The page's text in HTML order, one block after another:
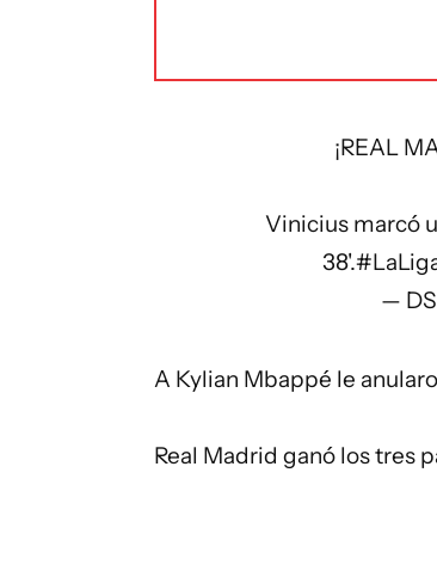
¡REAL
Vinicius marcó
38'.
—
A Kylian Mbappé le
Real Madrid ganó los tres